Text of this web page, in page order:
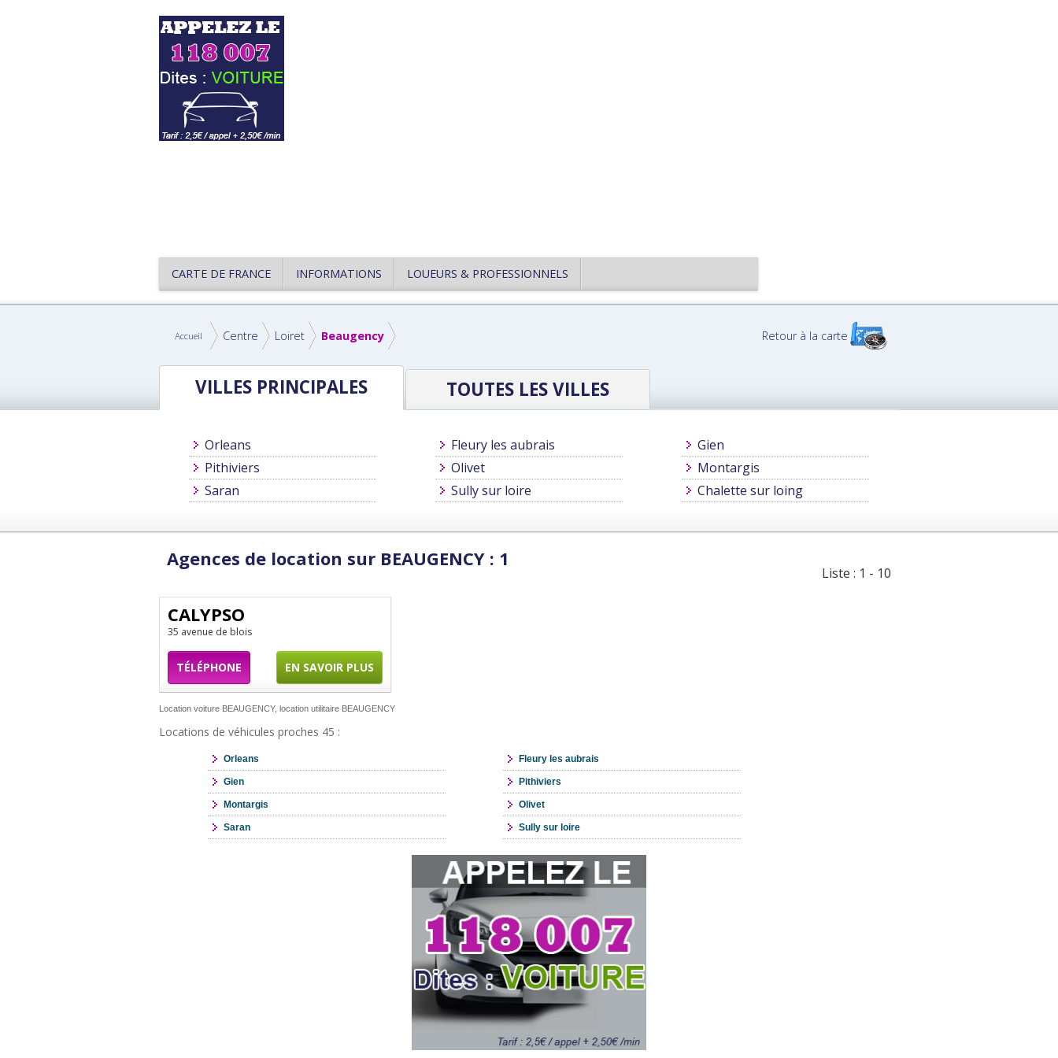
CARTE DE FRANCE INFORMATIONS LOUEURS & PROFESSIONNELS
Accueil Centre Loiret Beaugency Retour à la carte
VILLES PRINCIPALES TOUTES LES VILLES
Orleans Fleury les aubrais
Gien
Pithiviers
Olivet
Montargis
Saran
Sully sur loire Chalette sur loing
Agences de location sur BEAUGENCY : 1
Liste : 1 - 10
CALYPSO
35 avenue de blois
TÉLÉPHONE EN SAVOIR PLUS
Location voiture BEAUGENCY, location utilitaire BEAUGENCY
Locations de véhicules proches 45 :
Orleans Fleury les aubrais
Gien Pithiviers
Montargis Olivet
Saran Sully sur loire